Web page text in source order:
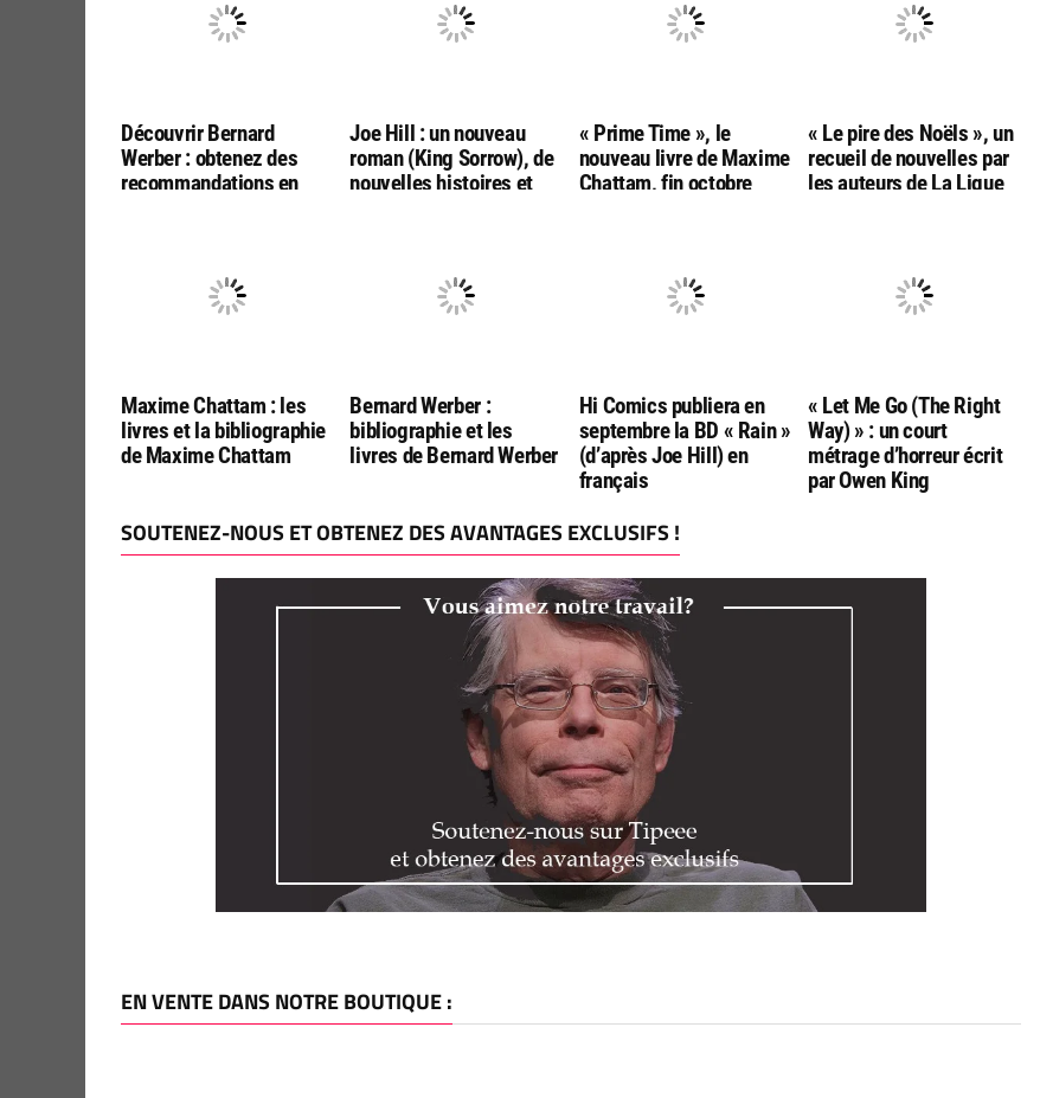
Découvrir Bernard
Werber : obtenez des
recommandations en
Joe Hill : un nouveau
roman (King Sorrow), de
nouvelles histoires et
« Prime Time », le
nouveau livre de Maxime
Chattam, fin octobre
« Le pire des Noëls », un
recueil de nouvelles par
les auteurs de La Ligue
Maxime Chattam : les
livres et la bibliographie
de Maxime Chattam
Bernard Werber :
bibliographie et les
livres de Bernard Werber
Hi Comics publiera en
septembre la BD « Rain »
(d’après Joe Hill) en
français
« Let Me Go (The Right
Way) » : un court
métrage d’horreur écrit
par Owen King
SOUTENEZ-NOUS ET OBTENEZ DES AVANTAGES EXCLUSIFS !
EN VENTE DANS NOTRE BOUTIQUE :